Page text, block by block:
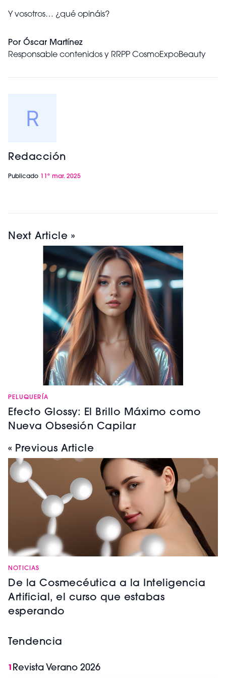
Y vosotros… ¿qué opináis?
Por Óscar Martínez
Responsable contenidos y RRPP CosmoExpoBeauty
Redacción
Publicado 11º mar. 2025
Next Article »
PELUQUERÍA
Efecto Glossy: El Brillo Máximo como
Nueva Obsesión Capilar
« Previous Article
NOTICIAS
De la Cosmecéutica a la Inteligencia
Artificial, el curso que estabas
esperando
Tendencia
1 Revista Verano 2026